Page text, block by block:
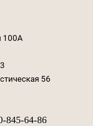
100А
56
845-64-86